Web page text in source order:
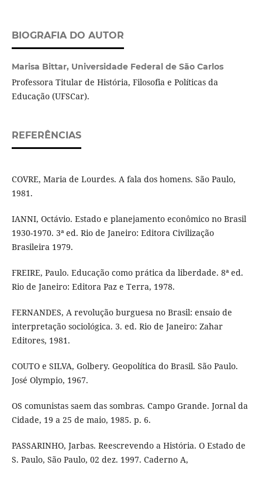
BIOGRAFIA DO AUTOR
Marisa Bittar, Universidade Federal de São Carlos
Professora Titular de História, Filosofia e Políticas da
Educação (UFSCar).
REFERÊNCIAS
COVRE, Maria de Lourdes. A fala dos homens. São Paulo,
1981.
IANNI, Octávio. Estado e planejamento econômico no Brasil
1930-1970. 3ª ed. Rio de Janeiro: Editora Civilização
Brasileira 1979.
FREIRE, Paulo. Educação como prática da liberdade. 8ª ed.
Rio de Janeiro: Editora Paz e Terra, 1978.
FERNANDES, A revolução burguesa no Brasil: ensaio de
interpretação sociológica. 3. ed. Rio de Janeiro: Zahar
Editores, 1981.
COUTO e SILVA, Golbery. Geopolítica do Brasil. São Paulo.
José Olympio, 1967.
OS comunistas saem das sombras. Campo Grande. Jornal da
Cidade, 19 a 25 de maio, 1985. p. 6.
PASSARINHO, Jarbas. Reescrevendo a História. O Estado de
S. Paulo, São Paulo, 02 dez. 1997. Caderno A,